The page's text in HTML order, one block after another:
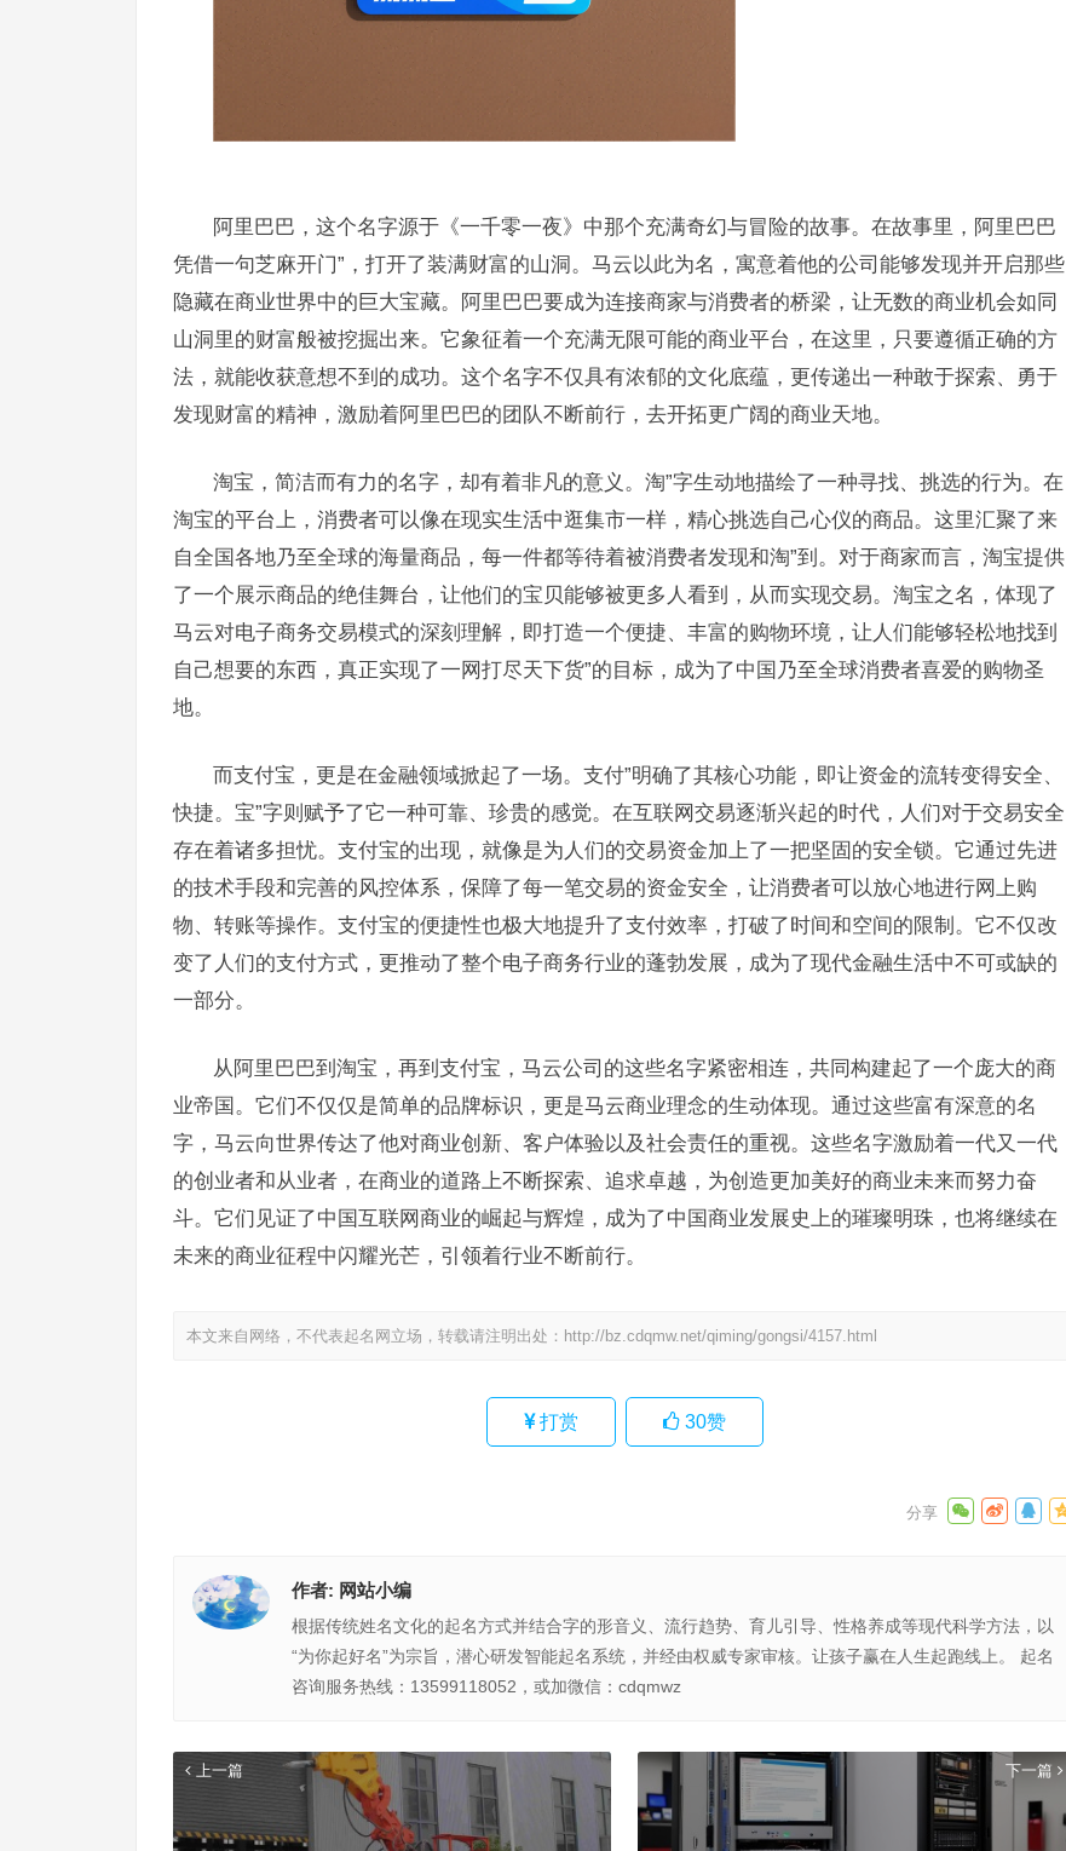
阿里巴巴，这个名字源于《一千零一夜》中那个充满奇幻与冒险的故事。在故事里，阿里巴巴
凭借一句芝麻开门”，打开了装满财富的山洞。马云以此为名，寓意着他的公司能够发现并开启那些
隐藏在商业世界中的巨大宝藏。阿里巴巴要成为连接商家与消费者的桥梁，让无数的商业机会如同
山洞里的财富般被挖掘出来。它象征着一个充满无限可能的商业平台，在这里，只要遵循正确的方
法，就能收获意想不到的成功。这个名字不仅具有浓郁的文化底蕴，更传递出一种敢于探索、勇于
发现财富的精神，激励着阿里巴巴的团队不断前行，去开拓更广阔的商业天地。
淘宝，简洁而有力的名字，却有着非凡的意义。淘”字生动地描绘了一种寻找、挑选的行为。在
淘宝的平台上，消费者可以像在现实生活中逛集市一样，精心挑选自己心仪的商品。这里汇聚了来
自全国各地乃至全球的海量商品，每一件都等待着被消费者发现和淘”到。对于商家而言，淘宝提供
了一个展示商品的绝佳舞台，让他们的宝贝能够被更多人看到，从而实现交易。淘宝之名，体现了
马云对电子商务交易模式的深刻理解，即打造一个便捷、丰富的购物环境，让人们能够轻松地找到
自己想要的东西，真正实现了一网打尽天下货”的目标，成为了中国乃至全球消费者喜爱的购物圣
地。
而支付宝，更是在金融领域掀起了一场。支付”明确了其核心功能，即让资金的流转变得安全、
快捷。宝”字则赋予了它一种可靠、珍贵的感觉。在互联网交易逐渐兴起的时代，人们对于交易安全
存在着诸多担忧。支付宝的出现，就像是为人们的交易资金加上了一把坚固的安全锁。它通过先进
的技术手段和完善的风控体系，保障了每一笔交易的资金安全，让消费者可以放心地进行网上购
物、转账等操作。支付宝的便捷性也极大地提升了支付效率，打破了时间和空间的限制。它不仅改
变了人们的支付方式，更推动了整个电子商务行业的蓬勃发展，成为了现代金融生活中不可或缺的
一部分。
从阿里巴巴到淘宝，再到支付宝，马云公司的这些名字紧密相连，共同构建起了一个庞大的商
业帝国。它们不仅仅是简单的品牌标识，更是马云商业理念的生动体现。通过这些富有深意的名
字，马云向世界传达了他对商业创新、客户体验以及社会责任的重视。这些名字激励着一代又一代
的创业者和从业者，在商业的道路上不断探索、追求卓越，为创造更加美好的商业未来而努力奋
斗。它们见证了中国互联网商业的崛起与辉煌，成为了中国商业发展史上的璀璨明珠，也将继续在
未来的商业征程中闪耀光芒，引领着行业不断前行。
本文来自网络，不代表起名网立场，转载请注明出处： http://bz.cdqmw.net/qiming/gongsi/4157.html
打赏 30赞
作者: 网站小编
根据传统姓名文化的起名方式并结合字的形音义、流行趋势、育儿引导、性格养成等现代科学方法，以
“为你起好名”为宗旨，潜心研发智能起名系统，并经由权威专家审核。让孩子赢在人生起跑线上。 起名
咨询服务热线：13599118052，或加微信：cdqmwz
上一篇 下一篇